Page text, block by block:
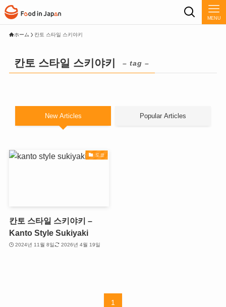
MENU
ホーム 칸토 스타일 스키야키
칸토 스타일 스키야키 – tag –
New Articles Popular Articles
도쿄
칸토 스타일 스키야키 –
Kanto Style Sukiyaki
2024년 11월 8일 2026년 4월 19일
1